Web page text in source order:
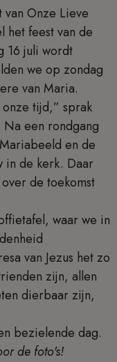
Onze Lieve
het feest van de
16 juli wordt
we op zondag
van Maria.
tijd,” sprak
een rondgang
en de
in de kerk. Daar
de toekomst
waar we in
van Jezus het zo
zijn, allen
dierbaar zijn,
bezielende dag.
de foto's!